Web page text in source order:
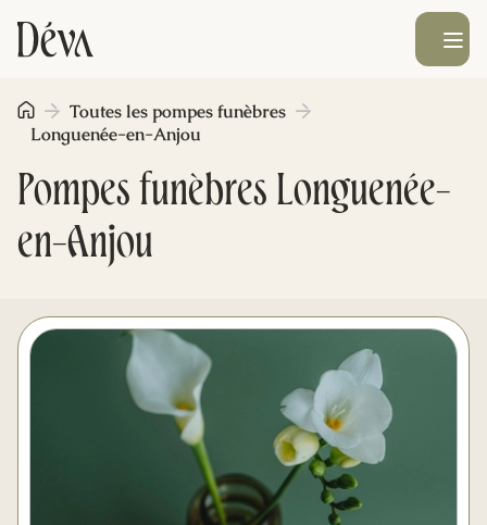
Obsèques
Prévoyance
Monument funéraire
Livraison de fleurs
Mes dernières volontés
Ouvrir le
Pompes funèbres Longuenée-
en-Anjou
Toutes les pompes funèbres
Longuenée-en-Anjou